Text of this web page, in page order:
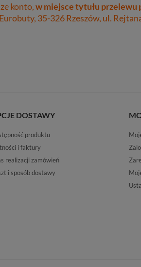
konto,w miejsce tytułu przelewu
35-326 Rzeszów, ul.
DOSTAWY
produktu
i faktury
realizacji zamówień
i sposób dostawy